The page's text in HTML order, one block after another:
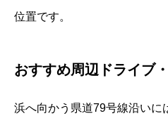
位置です。
おすすめ周辺ドライブ
浜へ向かう県道79号線沿いに